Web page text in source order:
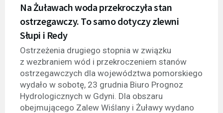
Na Żuławach woda przekroczyła stan
ostrzegawczy. To samo dotyczy zlewni
Słupi i Redy
Ostrzeżenia drugiego stopnia w związku
z wezbraniem wód i przekroczeniem stanów
ostrzegawczych dla województwa pomorskiego
wydało w sobotę, 23 grudnia Biuro Prognoz
Hydrologicznych w Gdyni. Dla obszaru
obejmującego Zalew Wiślany i Żuławy wydano